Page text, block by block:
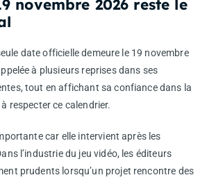
novembre 2026 reste le
date officielle demeure le 19 novembre
à plusieurs reprises dans ses
tout en affichant sa confiance dans la
respecter ce calendrier.
car elle intervient après les
l’industrie du jeu vidéo, les éditeurs
prudents lorsqu’un projet rencontre des